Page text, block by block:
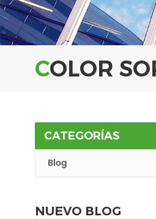
COLOR
CATEGORÍAS
Blog
NUEVO BLOG